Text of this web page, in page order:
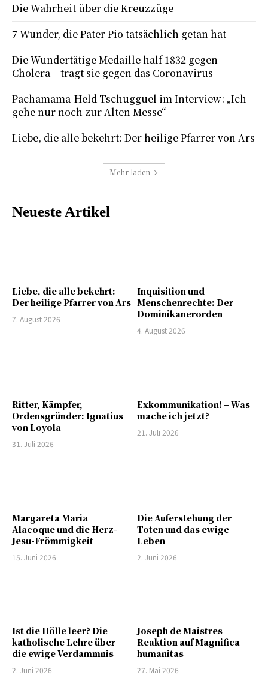
Neueste Artikel
Liebe, die alle bekehrt:
Der heilige Pfarrer von Ars
7. August 2026
Inquisition und
Menschenrechte: Der
Dominikanerorden
4. August 2026
Ritter, Kämpfer,
Ordensgründer: Ignatius
von Loyola
31. Juli 2026
Exkommunikation! – Was
mache ich jetzt?
21. Juli 2026
Margareta Maria
Alacoque und die Herz-
Jesu-Frömmigkeit
15. Juni 2026
Die Auferstehung der
Toten und das ewige
Leben
2. Juni 2026
Ist die Hölle leer? Die
katholische Lehre über
die ewige Verdammnis
2. Juni 2026
Joseph de Maistres
Reaktion auf Magnifica
humanitas
27. Mai 2026
Die Wahrheit über die Kreuzzüge
7 Wunder, die Pater Pio tatsächlich getan hat
Die Wundertätige Medaille half 1832 gegen
Cholera – tragt sie gegen das Coronavirus
Pachamama-Held Tschugguel im Interview: „Ich
gehe nur noch zur Alten Messe“
Liebe, die alle bekehrt: Der heilige Pfarrer von Ars
Mehr laden